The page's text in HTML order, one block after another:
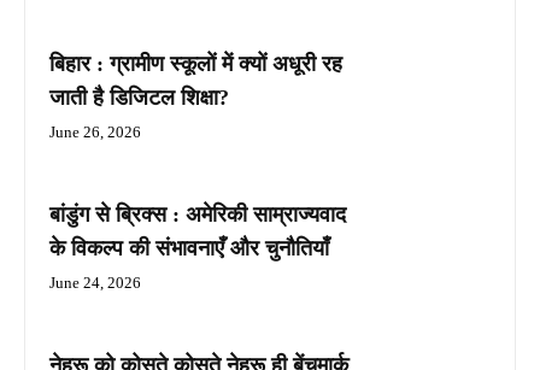
बिहार : ग्रामीण स्कूलों में क्यों अधूरी रह
जाती है डिजिटल शिक्षा?
June 26, 2026
बांडुंग से ब्रिक्स : अमेरिकी साम्राज्यवाद
के विकल्प की संभावनाएँ और चुनौतियाँ
June 24, 2026